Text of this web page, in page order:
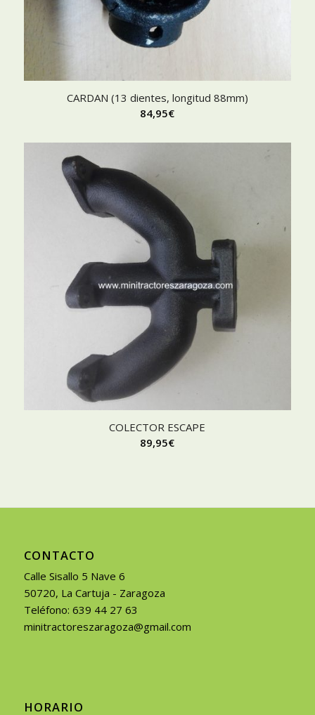
CARDAN (13 dientes, longitud 88mm)
84,95€
COLECTOR ESCAPE
89,95€
CONTACTO
Calle Sisallo 5 Nave 6
50720, La Cartuja - Zaragoza
Teléfono: 639 44 27 63
minitractoreszaragoza@gmail.com
HORARIO